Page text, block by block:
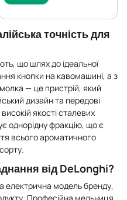
точність для
що шлях до ідеальної
кнопки на кавомашині, а з
— це пристрій, який
дизайн та передові
якості сталевих
однорідну фракцію, що є
всього ароматичного
від DeLonghi?
електрична модель бренду,